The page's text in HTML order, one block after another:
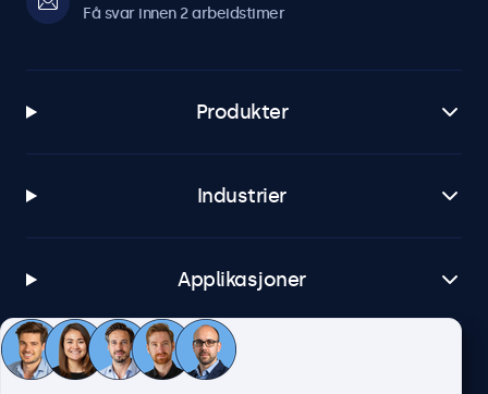
Få svar innen 2 arbeidstimer
Produkter
Industrier
Applikasjoner
Kundeservice